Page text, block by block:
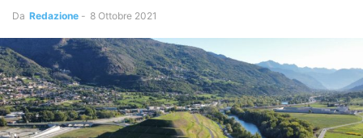
Da Redazione - 8 Ottobre 2021